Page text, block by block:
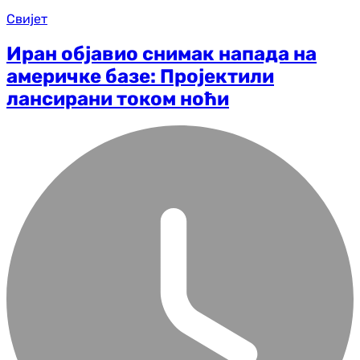
Свијет
Иран објавио снимак напада на
америчке базе: Пројектили
лансирани током ноћи